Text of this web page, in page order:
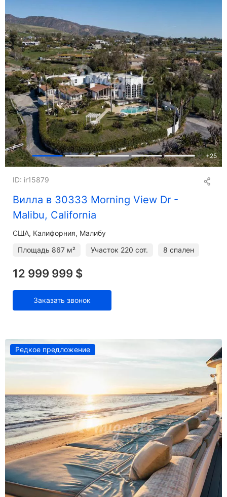
+25
Вилла в 30333 Morning View Dr -
Malibu, California
ID: ir15879
США, Калифорния, Малибу
Площадь 867 м² Участок 220 сот. 8 спален
12 999 999 $
Заказать звонок
Редкое предложение